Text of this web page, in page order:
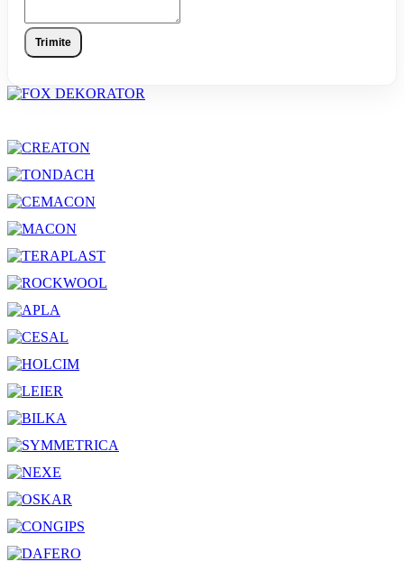
Trimite